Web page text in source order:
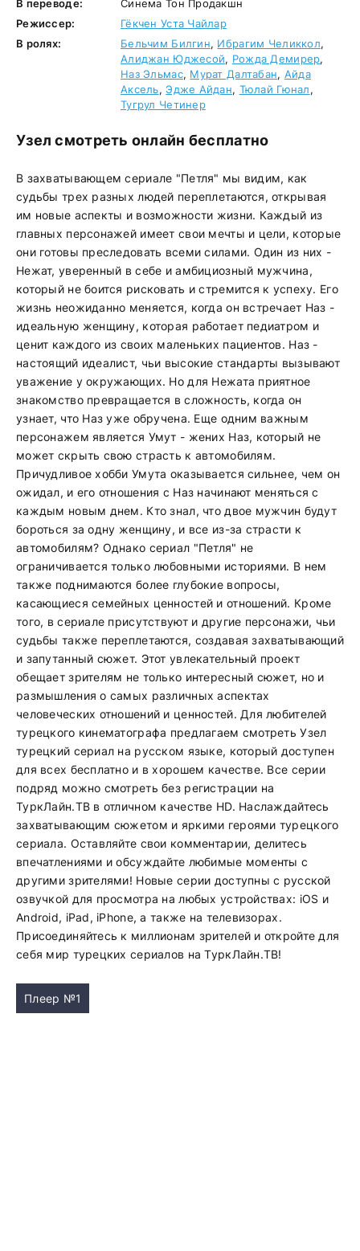
В переводе:
Синема Тон Продакшн
Режиссер:
Гёкчен Уста Чайлар
В ролях:
Бельчим Билгин, Ибрагим Челиккол,
Алиджан Юджесой, Рожда Демирер,
Наз Эльмас, Мурат Далтабан, Айда
Аксель,Эдже Айдан, Тюлай Гюнал,
Тугрул Четинер
Узел смотреть онлайн бесплатно
В захватывающем сериале "Петля" мы видим, как
судьбы трех разных людей переплетаются, открывая
им новые аспекты и возможности жизни. Каждый из
главных персонажей имеет свои мечты и цели, которые
они готовы преследовать всеми силами. Один из них -
Нежат, уверенный в себе и амбициозный мужчина,
который не боится рисковать и стремится к успеху. Его
жизнь неожиданно меняется, когда он встречает Наз -
идеальную женщину, которая работает педиатром и
ценит каждого из своих маленьких пациентов. Наз -
настоящий идеалист, чьи высокие стандарты вызывают
уважение у окружающих. Но для Нежата приятное
знакомство превращается в сложность, когда он
узнает, что Наз уже обручена. Еще одним важным
персонажем является Умут - жених Наз, который не
может скрыть свою страсть к автомобилям.
Причудливое хобби Умута оказывается сильнее, чем он
ожидал, и его отношения с Наз начинают меняться с
каждым новым днем. Кто знал, что двое мужчин будут
бороться за одну женщину, и все из-за страсти к
автомобилям? Однако сериал "Петля" не
ограничивается только любовными историями. В нем
также поднимаются более глубокие вопросы,
касающиеся семейных ценностей и отношений. Кроме
того, в сериале присутствуют и другие персонажи, чьи
судьбы также переплетаются, создавая захватывающий
и запутанный сюжет. Этот увлекательный проект
обещает зрителям не только интересный сюжет, но и
размышления о самых различных аспектах
человеческих отношений и ценностей. Для любителей
турецкого кинематографа предлагаем смотреть Узел
турецкий сериал на русском языке, который доступен
для всех бесплатно и в хорошем качестве. Все серии
подряд можно смотреть без регистрации на
ТуркЛайн.ТВ в отличном качестве HD. Наслаждайтесь
захватывающим сюжетом и яркими героями турецкого
сериала. Оставляйте свои комментарии, делитесь
впечатлениями и обсуждайте любимые моменты с
другими зрителями! Новые серии доступны с русской
озвучкой для просмотра на любых устройствах: iOS и
Android, iPad, iPhone, а также на телевизорах.
Присоединяйтесь к миллионам зрителей и откройте для
себя мир турецких сериалов на ТуркЛайн.ТВ!
Плеер №1